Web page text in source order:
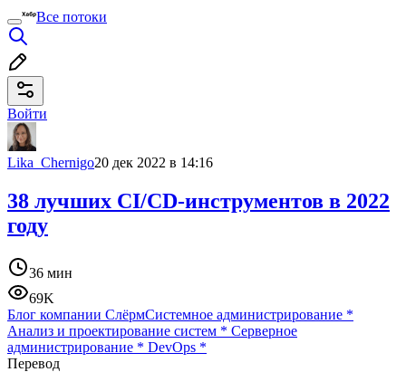
Все потоки
Войти
Lika_Chernigo20 дек 2022 в 14:16
38 лучших CI/CD-инструментов в 2022
году
36 мин
69K
Блог компании СлёрмСистемное администрирование *
Анализ и проектирование систем * Серверное
администрирование * DevOps *
Перевод